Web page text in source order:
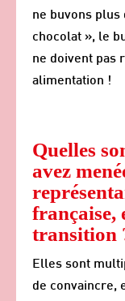
ne buvons plus
chocolat », le
ne doivent pas
alimentation !
Quelles
avez
française,
transition
Elles sont
de convaincre,